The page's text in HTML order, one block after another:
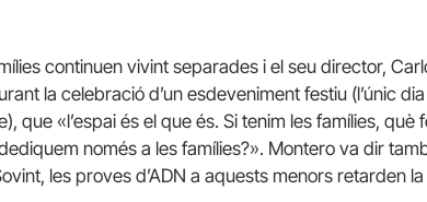
continuen vivint separades i el seu director,
la celebració d’un esdeveniment festiu (l’únic
que «l’espai és el que és. Si tenim les famílies, què
només a les famílies?». Montero va dir
les proves d’ADN a aquests menors retarden